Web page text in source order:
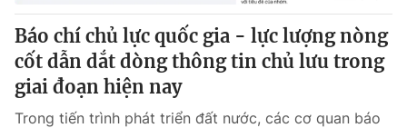
Báo chí chủ lực quốc gia - lực lượng nòng
cốt dẫn dắt dòng thông tin chủ lưu trong
giai đoạn hiện nay
Trong tiến trình phát triển đất nước, các cơ quan báo